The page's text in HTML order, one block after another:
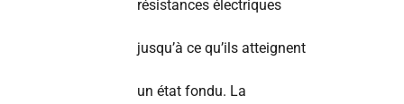
résistances électriques
jusqu’à ce qu’ils atteignent
un état fondu. La